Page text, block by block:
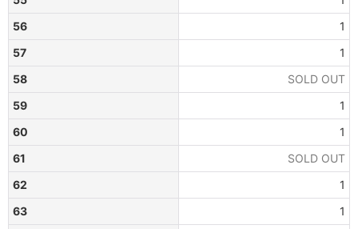
56
1
57
1
58
SOLD OUT
59
1
60
1
61
SOLD OUT
62
1
63
1